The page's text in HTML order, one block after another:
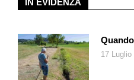
alcune Classi della Scuola
ancora Adriana, «non si
in altri luoghi espositivi,
Questa iniziativa che senza
ha fatto breccia nelle scuole; è
17 Luglio